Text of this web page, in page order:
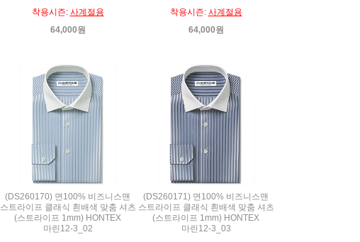
착용시즌: 사계절용
64,000원
착용시즌: 사계절용
64,000원
(DS260170) 면100% 비즈니스맨
스트라이프 클래식 흰배색 맞춤 셔츠
(스트라이프 1mm) HONTEX
마린12-3_02
(DS260171) 면100% 비즈니스맨
스트라이프 클래식 흰배색 맞춤 셔츠
(스트라이프 1mm) HONTEX
마린12-3_03